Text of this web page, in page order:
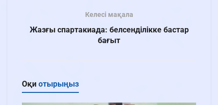
Келесі мақала
Жазғы спартакиада: белсенділікке бастар
бағыт
Оқи отырыңыз